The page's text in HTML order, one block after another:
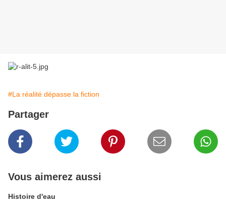
#La réalité dépasse la fiction
Partager
Vous aimerez aussi
Histoire d'eau